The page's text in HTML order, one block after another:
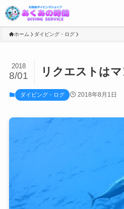
ホーム ダイビング・ログ
リクエストは
2018
8/01
ダイビング・ログ 2018年8月1日